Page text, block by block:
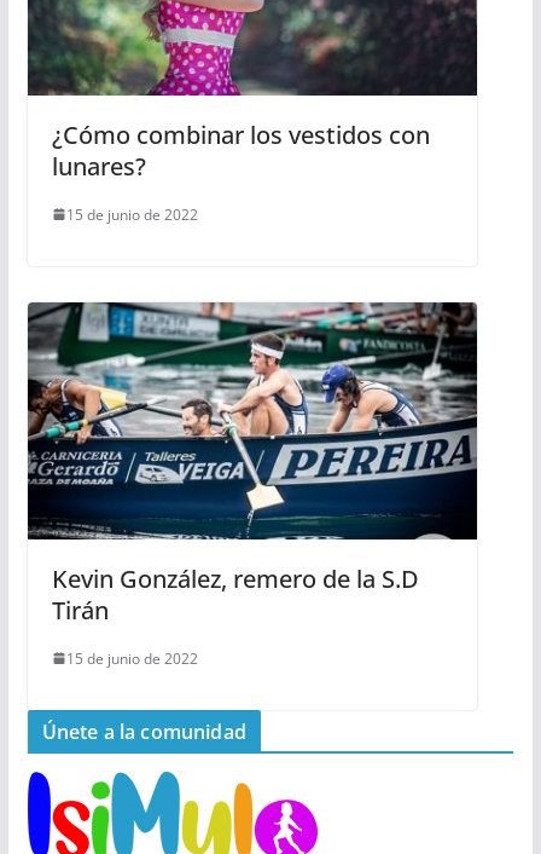
¿Cómo combinar los vestidos con
lunares?
15 de junio de 2022
Kevin González, remero de la S.D
Tirán
15 de junio de 2022
Únete a la comunidad